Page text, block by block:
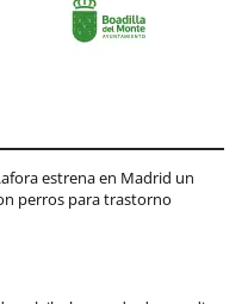
estrena en Madrid un
perros para trastorno